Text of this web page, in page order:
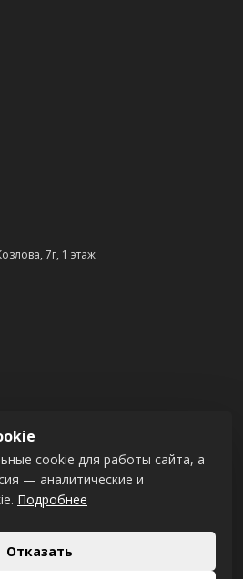
7г, 1 этаж
PJCBBY2X
cookie для работы сайта, а
— аналитические и
Подробнее
Отказать